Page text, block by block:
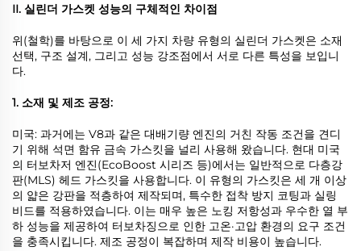
II. 실린더 가스켓 성능의 구체적인 차이점
위(철학)를 바탕으로 이 세 가지 차량 유형의 실린더 가스켓은 소재
선택, 구조 설계, 그리고 성능 강조점에서 서로 다른 특성을 보입니
다.
1. 소재 및 제조 공정:
미국: 과거에는 V8과 같은 대배기량 엔진의 거친 작동 조건을 견디
기 위해 석면 함유 금속 가스킷을 널리 사용해 왔습니다. 현대 미국
의 터보차저 엔진(EcoBoost 시리즈 등)에서는 일반적으로 다층강
판(MLS) 헤드 가스킷을 사용합니다. 이 유형의 가스킷은 세 개 이상
의 얇은 강판을 적층하여 제작되며, 특수한 접착 방지 코팅과 실링
비드를 적용하였습니다. 이는 매우 높은 노킹 저항성과 우수한 열 부
하 성능을 제공하여 터보차징으로 인한 고온·고압 환경의 요구 조건
을 충족시킵니다. 제조 공정이 복잡하며 제작 비용이 높습니다.